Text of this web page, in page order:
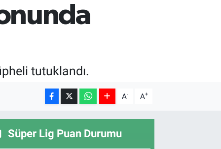
tutuklandı.
A- A+
Süper Lig Puan Durumu